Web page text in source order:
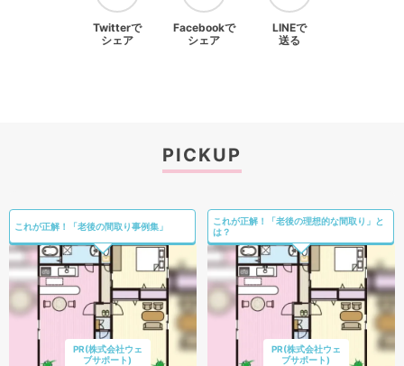
Twitterで
シェア
Facebookで
シェア
LINEで
送る
PICKUP
これが正解！「老後の間取り事例集」
PR(株式会社ウェ
ブサポート)
これが正解！「老後の理想的な間取り」と
は？
PR(株式会社ウェ
ブサポート)